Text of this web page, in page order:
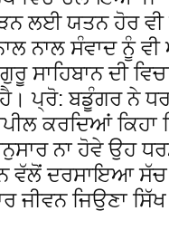
ਲਈ ਯਤਨ ਹੋਰ
ਨਾਲ ਸੰਵਾਦ ਨੂੰ
ਸਾਹਿਬਾਨ ਦੀ
ਪ੍ਰੋ: ਬਡੂੰਗਰ ਨੇ
ਕਰਦਿਆਂ ਕਿਹਾ
ਨਾ ਹੋਵੇ ਉਹ
ਵੱਲੋਂ ਦਰਸਾਇਆ
ਜਿਉਣਾ